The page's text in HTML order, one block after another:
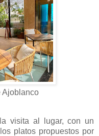
Ajoblanco
visita al lugar, con un
platos propuestos por